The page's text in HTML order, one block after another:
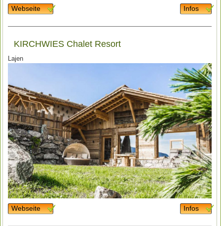
Webseite Infos
KIRCHWIES Chalet Resort
Lajen
Webseite Infos